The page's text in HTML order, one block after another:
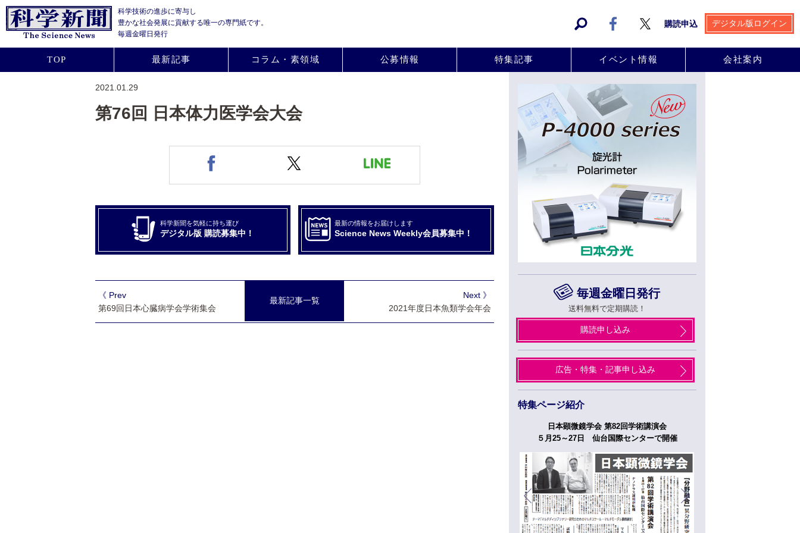
科学技術の進歩に寄与し
豊かな社会発展に貢献する唯一の専門紙です。
毎週金曜日発行
購読申込 デジタル版ログイン
TOP 最新記事 コラム・素領域 公募情報 特集記事 イベント情報 会社案内
2021.01.29
第76回 日本体力医学会大会
科学新聞を気軽に持ち運び
デジタル版 購読募集中！
最新の情報をお届けします
Science News Weekly会員募集中！
最新記事一覧
Next 》
2021年度日本魚類学会年会
《 Prev
第69回日本心臓病学会学術集会
毎週金曜日発行
送料無料で定期購読！
購読申し込み
広告・特集・記事申し込み
特集ページ紹介
日本顕微鏡学会 第82回学術講演会
５月25～27日 仙台国際センターで開催